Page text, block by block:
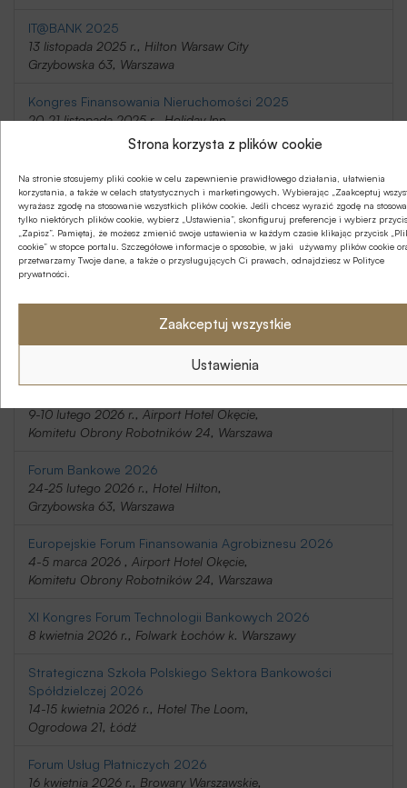
Strona korzysta z plików cookie
Na stronie stosujemy pliki cookie w celu zapewnienie prawidłowego działania, ułatwienia
korzystania, a także w celach statystycznych i marketingowych. Wybierając „Zaakceptuj
wyrażasz zgodę na stosowanie wszystkich plików cookie. Jeśli chcesz wyrazić zgodę na
tylko niektórych plików cookie, wybierz „Ustawienia”, skonfiguruj preferencje i wybierz
„Zapisz”. Pamiętaj, że możesz zmienić swoje ustawienia w każdym czasie klikając przycisk
cookie” w stopce portalu. Szczegółowe informacje o sposobie, w jaki używamy plików cookie
przetwarzamy Twoje dane, a także o przysługujących Ci prawach, odnajdziesz w Polityce
prywatności.
Zaakceptuj wszystkie
Ustawienia
IT@BANK 2025
13 listopada 2025 r., Hilton Warsaw City
Grzybowska 63, Warszawa
Kongres Finansowania Nieruchomości 2025
20-21 listopada 2025 r., Holiday Inn
Telimeny 1, Józefów
Kongres Rynku Instrumentów Pochodnych 2025
20 listopada 2025 r., Regent Warsaw Hotel,
Belwederska 23, Warszawa
SafeBank 2025
9 grudnia 2025 r., Novotel Centrum,
II Kongres Bankowości Zrównoważonego Rozwoju 2025
9-10 lutego 2026 r., Airport Hotel Okęcie,
Komitetu Obrony Robotników 24, Warszawa
Forum Bankowe 2026
24-25 lutego 2026 r., Hotel Hilton,
Grzybowska 63, Warszawa
Europejskie Forum Finansowania Agrobiznesu 2026
4-5 marca 2026 , Airport Hotel Okęcie,
Komitetu Obrony Robotników 24, Warszawa
XI Kongres Forum Technologii Bankowych 2026
8 kwietnia 2026 r., Folwark Łochów k. Warszawy
Strategiczna Szkoła Polskiego Sektora Bankowości
Spółdzielczej 2026
14-15 kwietnia 2026 r., Hotel The Loom,
Ogrodowa 21, Łódź
Forum Usług Płatniczych 2026
16 kwietnia 2026 r., Browary Warszawskie,